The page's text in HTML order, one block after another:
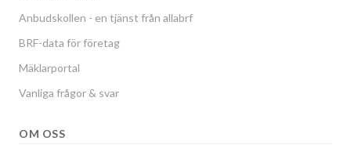
Anbudskollen - en tjänst från allabrf
BRF-data för företag
Mäklarportal
Vanliga frågor & svar
OM OSS